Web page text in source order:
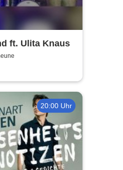
ft. Ulita Knaus
20:00 Uhr